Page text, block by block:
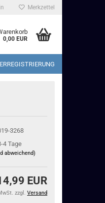
Merkzettel
0,00 EUR
3268
4 Tage
abweichend)
EUR
zzgl. Versand